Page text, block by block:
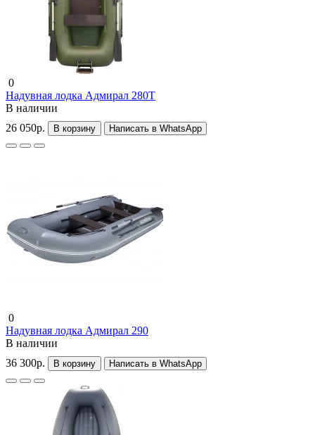
0
Надувная лодка Адмирал 280Т
В наличии
26 050р.
В корзину Написать в WhatsApp
0
Надувная лодка Адмирал 290
В наличии
36 300р.
В корзину Написать в WhatsApp